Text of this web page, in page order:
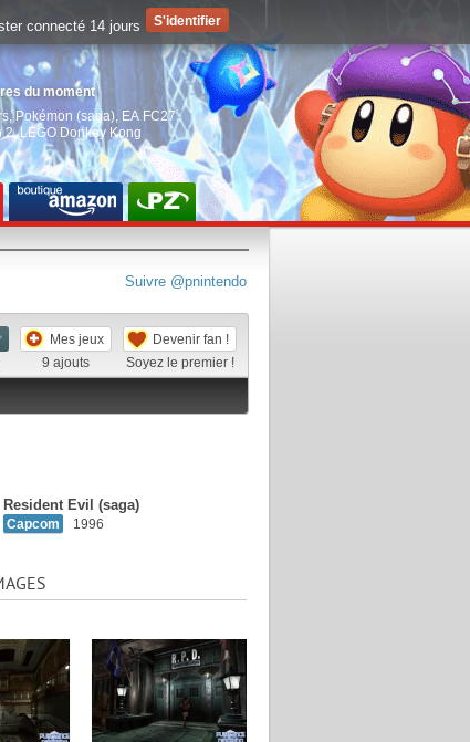
du moment
, Pokémon (saga) EA FC27,
2,LEGO Donkey Kong
Suivre @pnintendo
Mes jeux
9 ajouts
Devenir fan !
Soyez le premier !
Resident Evil (saga)
Capcom 1996
connecté 14 jours